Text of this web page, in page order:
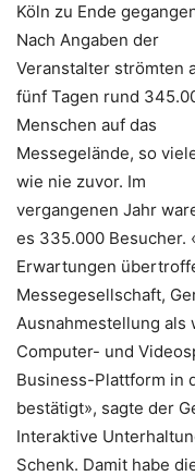
Köln zu Ende
Nach Angaben der
Veranstalter strömten
fünf Tagen rund
Menschen auf das
Messegelände, so
wie nie zuvor. Im
vergangenen Jahr
es 335.000 Besucher.
Erwartungen
Messegesellschaft,
Ausnahmestellung
Computer- und
Business-Plattform in
bestätigt», sagte der
Interaktive
Schenk. Damit habe